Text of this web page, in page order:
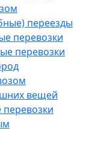
переезды
перевозки
перевозки
вещей